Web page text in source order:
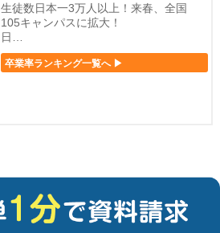
生徒数日本一3万人以上！来春、全国
105キャンパスに拡大！
日…
卒業率ランキング一覧へ ▶